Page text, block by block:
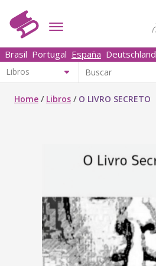
Brasil Portugal España Deutschland
Home / Libros / O LIVRO SECRETO